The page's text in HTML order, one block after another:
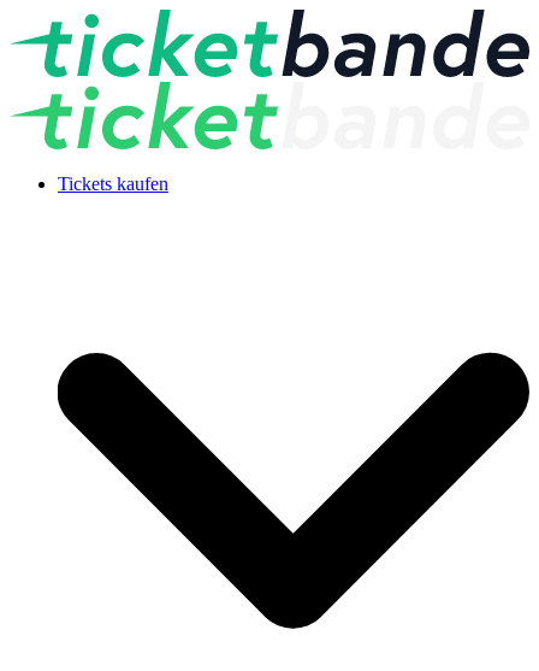
Tickets kaufen